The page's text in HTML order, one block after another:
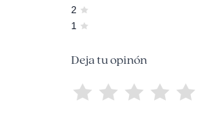
2
1
Deja tu opinón